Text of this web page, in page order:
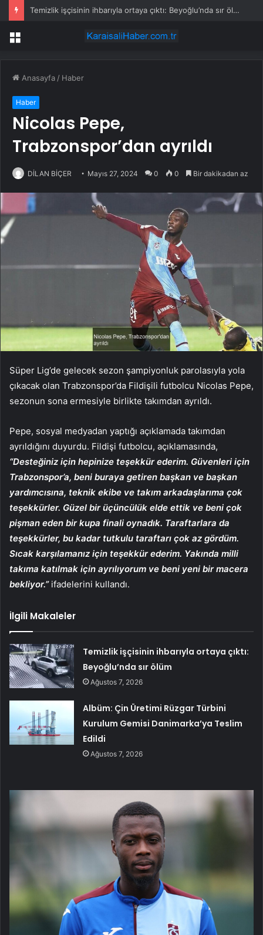
Temizlik işçisinin ihbarıyla ortaya çıktı: Beyoğlu’nda sır ölüm
Menü
Anasayfa / Haber
Haber
Nicolas Pepe,
Trabzonspor’dan ayrıldı
DİLAN BİÇER Mayıs 27, 2024 0 0 Bir dakikadan az
Süper Lig’de gelecek sezon şampiyonluk parolasıyla yola
çıkacak olan Trabzonspor’da Fildişili futbolcu Nicolas Pepe,
sezonun sona ermesiyle birlikte takımdan ayrıldı.
Pepe, sosyal medyadan yaptığı açıklamada takımdan
ayrıldığını duyurdu. Fildişi futbolcu, açıklamasında,
“Desteğiniz için hepinize teşekkür ederim. Güvenleri için
Trabzonspor’a, beni buraya getiren başkan ve başkan
yardımcısına, teknik ekibe ve takım arkadaşlarıma çok
teşekkürler. Güzel bir üçüncülük elde ettik ve beni çok
pişman eden bir kupa finali oynadık. Taraftarlara da
teşekkürler, bu kadar tutkulu taraftarı çok az gördüm.
Sıcak karşılamanız için teşekkür ederim. Yakında milli
takıma katılmak için ayrılıyorum ve beni yeni bir macera
bekliyor.” ifadelerini kullandı.
İlgili Makaleler
Temizlik işçisinin ihbarıyla ortaya çıktı:
Beyoğlu’nda sır ölüm
Ağustos 7, 2026
Albüm: Çin Üretimi Rüzgar Türbini
Kurulum Gemisi Danimarka’ya Teslim
Edildi
Ağustos 7, 2026